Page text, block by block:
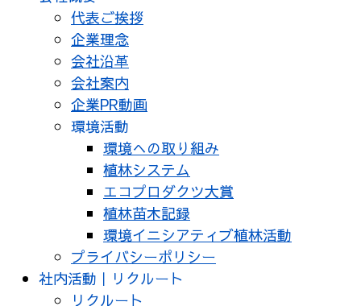
代表ご挨拶
企業理念
会社沿革
会社案内
企業PR動画
環境活動
環境への取り組み
植林システム
エコプロダクツ大賞
植林苗木記録
環境イニシアティブ植林活動
プライバシーポリシー
社内活動｜リクルート
リクルート